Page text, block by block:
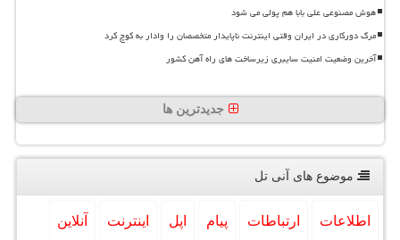
هوش مصنوعی علی بابا هم پولی می شود
مرگ دورکاری در ایران وقتی اینترنت ناپایدار متخصصان را وادار به کوچ کرد
آخرین وضعیت امنیت سایبری زیرساخت های راه آهن کشور
جدیدترین ها
موضوع های آنی تل
اطلاعات ارتباطات پیام اپل اینترنت آنلاین